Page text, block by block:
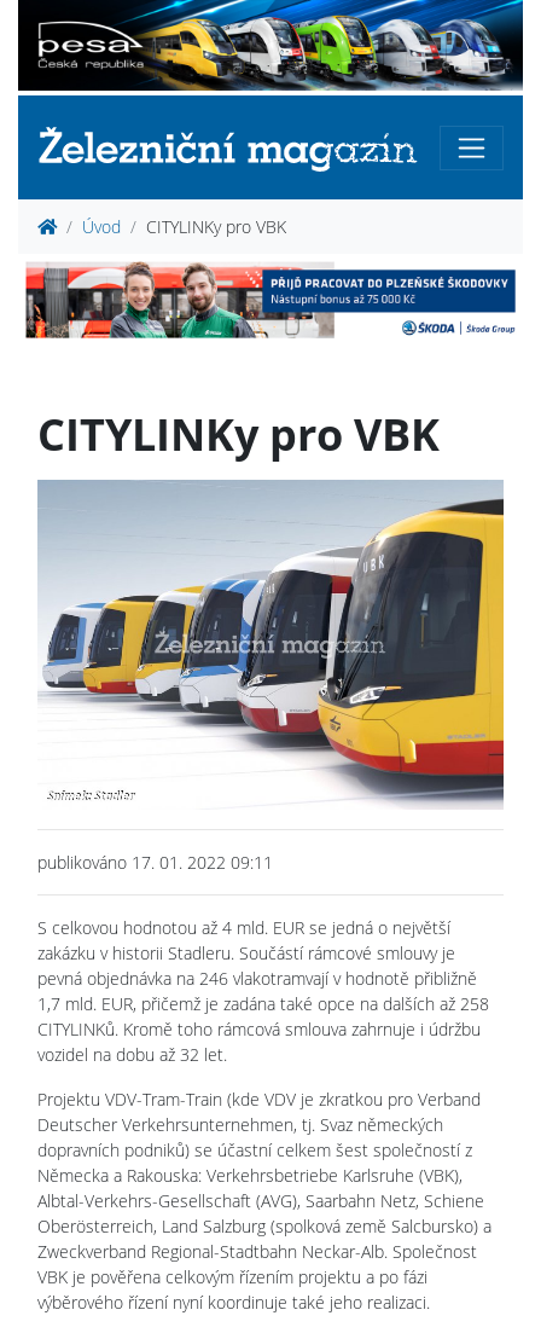
Úvod CITYLINKy pro VBK
CITYLINKy pro VBK
publikováno 17. 01. 2022 09:11
S celkovou hodnotou až 4 mld. EUR se jedná o největší
zakázku v historii Stadleru. Součástí rámcové smlouvy je
pevná objednávka na 246 vlakotramvají v hodnotě přibližně
1,7 mld. EUR, přičemž je zadána také opce na dalších až 258
CITYLINKů. Kromě toho rámcová smlouva zahrnuje i údržbu
vozidel na dobu až 32 let.
Projektu VDV-Tram-Train (kde VDV je zkratkou pro Verband
Deutscher Verkehrsunternehmen, tj. Svaz německých
dopravních podniků) se účastní celkem šest společností z
Německa a Rakouska: Verkehrsbetriebe Karlsruhe (VBK),
Albtal-Verkehrs-Gesellschaft (AVG), Saarbahn Netz, Schiene
Oberösterreich, Land Salzburg (spolková země Salcbursko) a
Zweckverband Regional-Stadtbahn Neckar-Alb. Společnost
VBK je pověřena celkovým řízením projektu a po fázi
výběrového řízení nyní koordinuje také jeho realizaci.